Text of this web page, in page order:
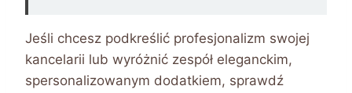
Jeśli chcesz podkreślić profesjonalizm swojej
kancelarii lub wyróżnić zespół eleganckim,
spersonalizowanym dodatkiem, sprawdź